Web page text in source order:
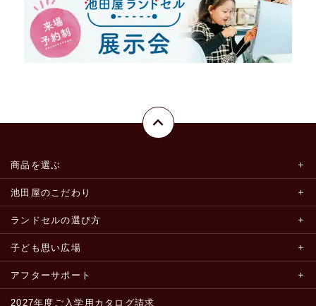
商品を選ぶ
池田屋のこだわり
ランドセルの選び方
子ども思い広場
アフターサポート
2027年度ご入学用カタログ請求